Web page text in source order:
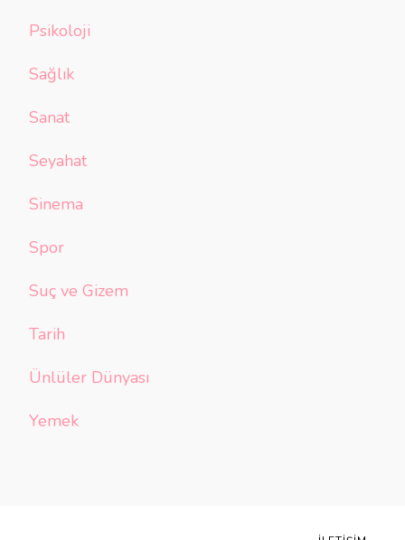
Psikoloji
Sağlık
Sanat
Seyahat
Sinema
Spor
Suç ve Gizem
Tarih
Ünlüler Dünyası
Yemek